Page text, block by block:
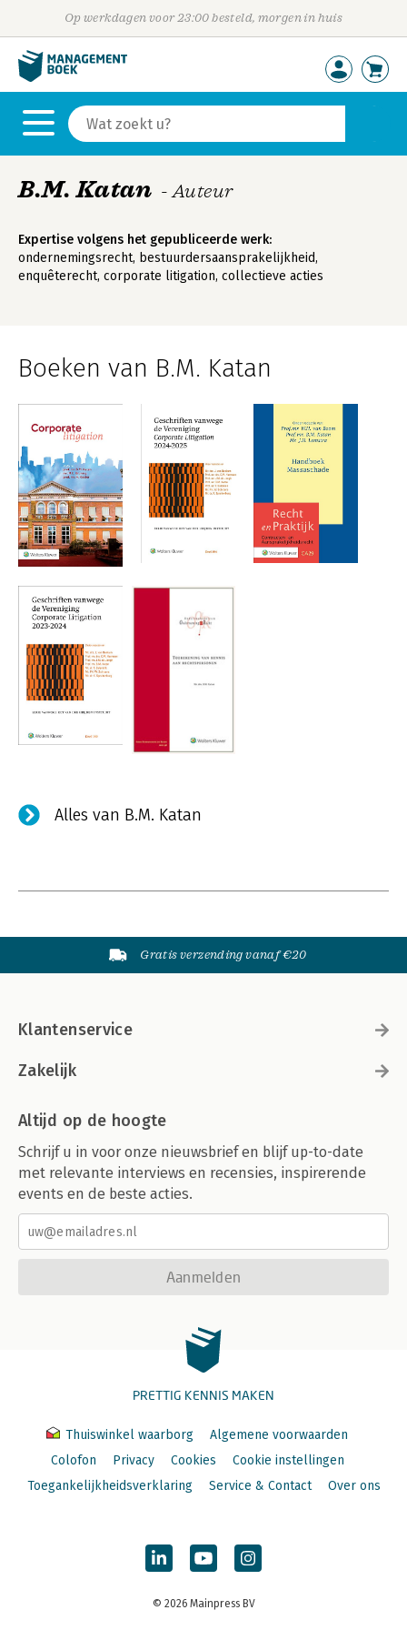
Op werkdagen voor 23:00 besteld, morgen in huis
B.M. Katan - Auteur
Expertise volgens het gepubliceerde werk:
ondernemingsrecht, bestuurdersaansprakelijkheid,
enquêterecht, corporate litigation, collectieve acties
Boeken van B.M. Katan
Alles van B.M. Katan
Gratis verzending vanaf €20
Klantenservice
Zakelijk
Altijd op de hoogte
Schrijf u in voor onze nieuwsbrief en blijf up-to-date
met relevante interviews en recensies, inspirerende
events en de beste acties.
Aanmelden
PRETTIG KENNIS MAKEN
Thuiswinkel waarborg
Algemene voorwaarden
Colofon
Privacy Cookies
Cookie instellingen
Toegankelijkheidsverklaring
Service & Contact Over ons
© 2026 Mainpress BV